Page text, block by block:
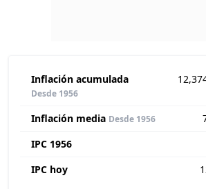
Inflación acumulada
Desde 1956
Inflación media Desde 1956
IPC 1956
IPC hoy